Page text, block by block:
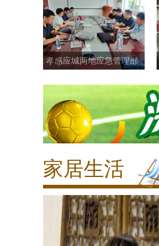
孝感应城两地应急管理部
家居生活